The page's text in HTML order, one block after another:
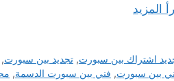
المزيد
اشتراك بين سبورت,تجديد بين سبورت
بين سبورت, فني بين سبورت الدسمة,